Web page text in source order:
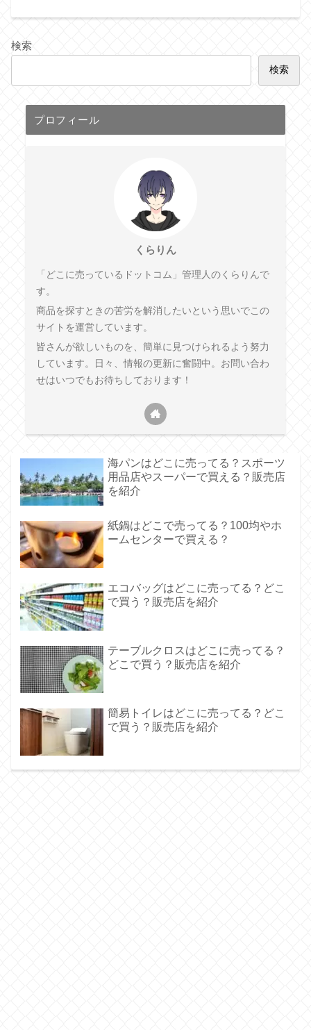
検索
検索
プロフィール
くらりん
「どこに売っているドットコム」管理人のくらりんで
す。
商品を探すときの苦労を解消したいという思いでこの
サイトを運営しています。
皆さんが欲しいものを、簡単に見つけられるよう努力
しています。日々、情報の更新に奮闘中。お問い合わ
せはいつでもお待ちしております！
海パンはどこに売ってる？スポーツ
用品店やスーパーで買える？販売店
を紹介
紙鍋はどこで売ってる？100均やホ
ームセンターで買える？
エコバッグはどこに売ってる？どこ
で買う？販売店を紹介
テーブルクロスはどこに売ってる？
どこで買う？販売店を紹介
簡易トイレはどこに売ってる？どこ
で買う？販売店を紹介